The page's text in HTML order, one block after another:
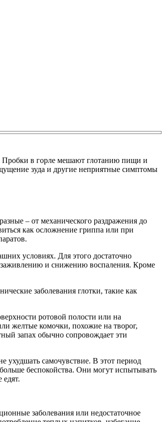
Пробки в горле мешают глотанию пищи и
зуда и другие неприятные симптомы
– от механического раздражения до
как осложнение гриппа или при
условиях. Для этого достаточно
заживлению и снижению воспаления. Кроме
заболевания глотки, такие как
ротовой полости или на
желтые комочки, похожие на творог,
запах обычно сопровождает эти
ухудшать самочувствие. В этот период
беспокойства. Они могут испытывать
заболевания или недостаточное